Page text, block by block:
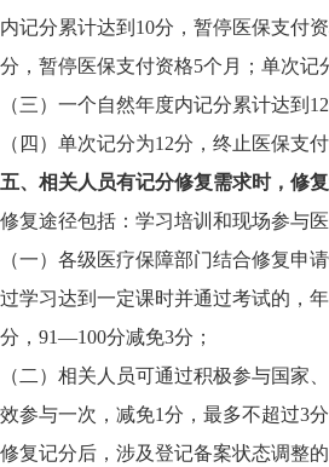
内记分累计达到10分，暂停医保支付
分，暂停医保支付资格5个月；单次
（三）一个自然年度内记分累计达到
（四）单次记分为12分，终止医保支
五、相关人员有记分修复需求时，修
修复途径包括：学习培训和现场参与
（一）各级医疗保障部门结合修复申
过学习达到一定课时并通过考试的，
分，91—100分减免3分；
（二）相关人员可通过积极参与国家
效参与一次，减免1分，最多不超过3分
修复记分后，涉及登记备案状态调整